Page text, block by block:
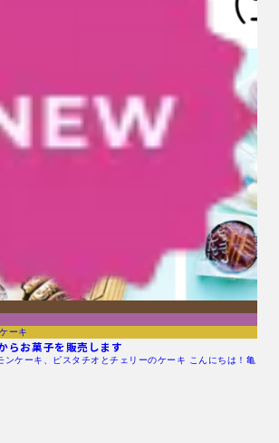
ーキ
らお菓子を販売します
ンケーキ、ピスタチオとチェリーのケーキ こんにちは！亀